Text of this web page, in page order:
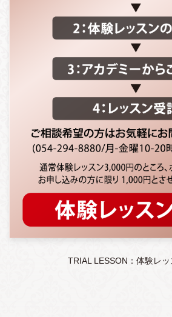
TRIAL LESSON：体験レ